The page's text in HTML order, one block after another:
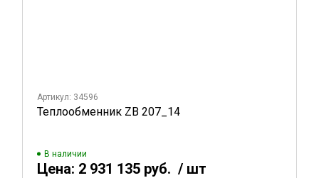
Артикул: 34596
Теплообменник ZB 207_14
В наличии
Цена: 2 931 135 руб. / шт